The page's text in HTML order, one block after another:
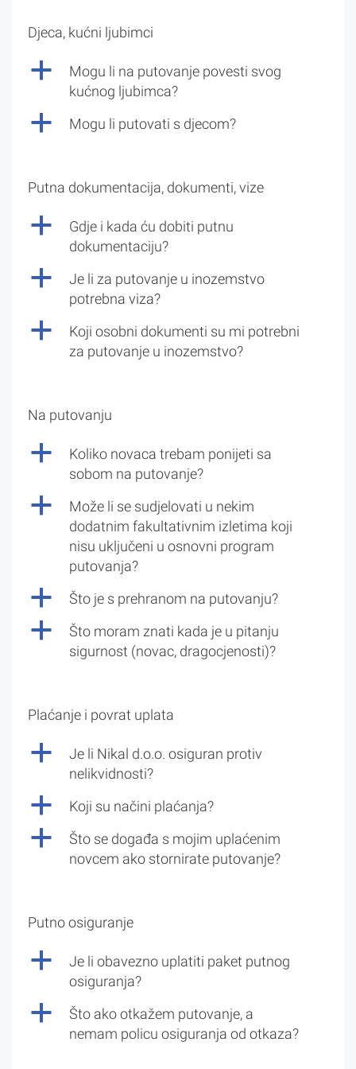
Djeca, kućni ljubimci
a
Mogu li na putovanje povesti svog
kućnog ljubimca?
a Mogu li putovati s djecom?
Putna dokumentacija, dokumenti, vize
a
Gdje i kada ću dobiti putnu
dokumentaciju?
a
Je li za putovanje u inozemstvo
potrebna viza?
a
Koji osobni dokumenti su mi potrebni
za putovanje u inozemstvo?
Na putovanju
a
Koliko novaca trebam ponijeti sa
sobom na putovanje?
a
Može li se sudjelovati u nekim
dodatnim fakultativnim izletima koji
nisu uključeni u osnovni program
putovanja?
a Što je s prehranom na putovanju?
a
Što moram znati kada je u pitanju
sigurnost (novac, dragocjenosti)?
Plaćanje i povrat uplata
a
Je li Nikal d.o.o. osiguran protiv
nelikvidnosti?
a Koji su načini plaćanja?
a
Što se događa s mojim uplaćenim
novcem ako stornirate putovanje?
Putno osiguranje
a
Je li obavezno uplatiti paket putnog
osiguranja?
a
Što ako otkažem putovanje, a
nemam policu osiguranja od otkaza?